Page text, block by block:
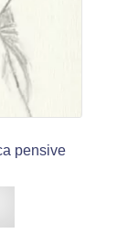
pensive